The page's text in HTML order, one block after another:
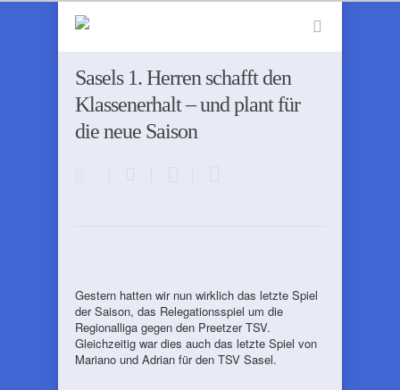
Sasels 1. Herren schafft den
Klassenerhalt – und plant für
die neue Saison
Gestern hatten wir nun wirklich das letzte Spiel
der Saison, das Relegationsspiel um die
Regionalliga gegen den Preetzer TSV.
Gleichzeitig war dies auch das letzte Spiel von
Mariano und Adrian für den TSV Sasel.